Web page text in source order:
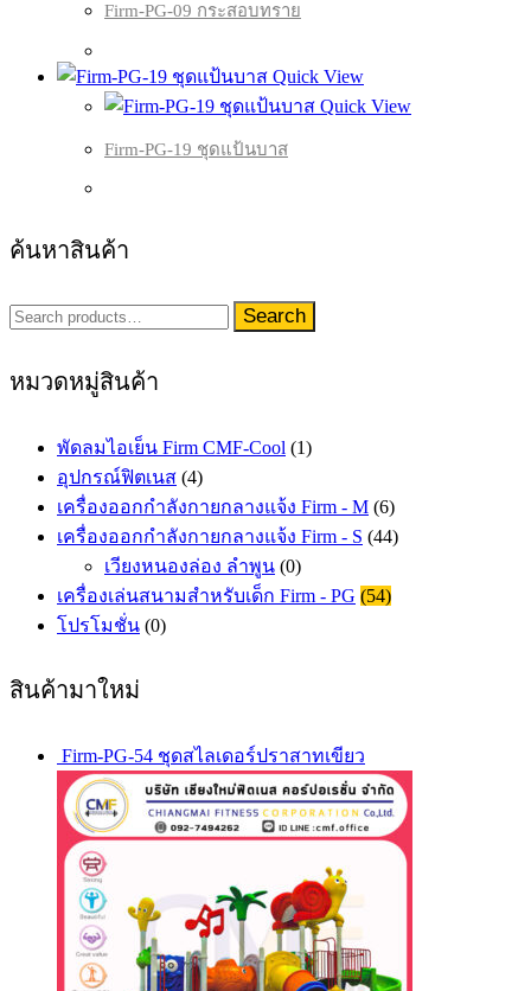
Firm-PG-09 กระสอบทราย
Quick View
Quick View
Firm-PG-19 ชุดแป้นบาส
ค้นหาสินค้า
Search
for:
Search
หมวดหมู่สินค้า
พัดลมไอเย็น Firm CMF-Cool (1)
อุปกรณ์ฟิตเนส (4)
เครื่องออกกำลังกายกลางแจ้ง Firm - M (6)
เครื่องออกกำลังกายกลางแจ้ง Firm - S (44)
เวียงหนองล่อง ลำพูน (0)
เครื่องเล่นสนามสำหรับเด็ก Firm - PG (54)
โปรโมชั่น (0)
สินค้ามาใหม่
Firm-PG-54 ชุดสไลเดอร์ปราสาทเขียว